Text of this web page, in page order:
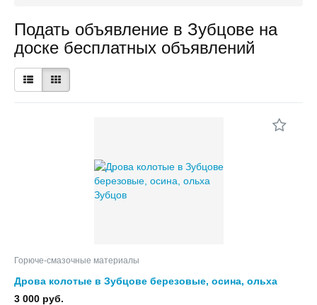
Подать объявление в Зубцове на
доске бесплатных объявлений
Горюче-смазочные материалы
Дрова колотые в Зубцове березовые, осина, ольха
3 000 руб.